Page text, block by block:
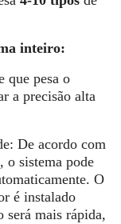
inteiro:
que pesa o
a precisão alta
De acordo com
o sistema pode
O
é instalado
será mais rápida,